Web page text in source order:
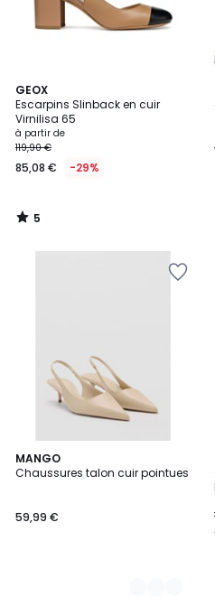
GEOX
Escarpins Slinback en cuir
Virnilisa 65
à partir de
119,90 €
85,08 € -29%
5
/
5
5
/
MANGO
Chaussures talon cuir pointues
59,99 €
2
Couleurs